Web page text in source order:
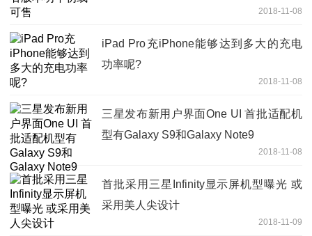
2018-11-08
iPad Pro充iPhone能够达到多大的充电
功率呢?
2018-11-08
三星发布新用户界面One UI 首批适配机
型有Galaxy S9和Galaxy Note9
2018-11-08
首批采用三星Infinity显示屏机型曝光 或
采用美人尖设计
2018-11-09